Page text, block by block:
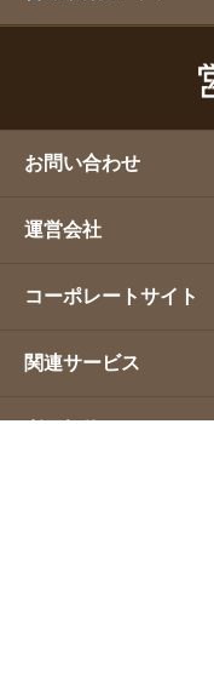
お問い合わせ
運営会社
コーポレートサイト
関連サービス